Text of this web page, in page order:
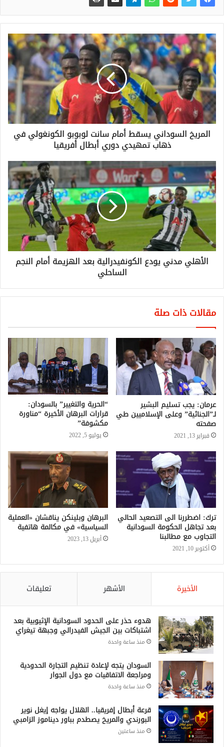
المريخ السوداني يسقط أمام سانت لوبوبو الكونغولي في
ذهاب تمهيدي دوري أبطال أفريقيا
الأهلي مدني يودع الكونفيدرالية بعد الهزيمة أمام النجم
الساحلي
مقالات ذات صلة
عرمان: يجب تسليم البشير
لـ”الجنائية” وعلى الإسلاميين طي
صفحته
فبراير 13, 2021
“الحرية والتغيير” بالسودان:
قرارات البرهان الأخيرة “مناورة
مكشوفة”
يوليو 5, 2022
ترك: اضطررنا الى التصعيد الحالي
بعد تجاهل الحكومة السودانية
التجاوب مع مطالبنا
أكتوبر 10, 2021
البرهان وبلينكن يناقشان «العملية
السياسية» في مكالمة هاتفية
أبريل 13, 2023
الأخيرة الأشهر تعليقات
هدوء حذر على الحدود السودانية الإثيوبية بعد
اشتباكات بين الجيش الفيدرالي وجبهة تيغراي
منذ ساعة واحدة
السودان يتجه لإعادة تنظيم التجارة الحدودية
ومراجعة الاتفاقيات مع دول الجوار
منذ ساعة واحدة
قرعة أبطال إفريقيا.. الهلال يواجه إيغل نوير
البورندي والمريخ يصطدم بباور ديناموز الزامبي
منذ ساعتين